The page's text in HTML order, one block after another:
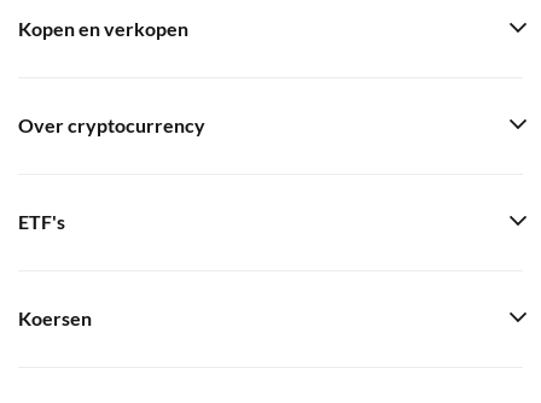
Kopen en verkopen
Over cryptocurrency
ETF's
Koersen